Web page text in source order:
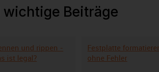
Beiträge
und rippen -
ist legal?
Festplatte
ohne Fehler